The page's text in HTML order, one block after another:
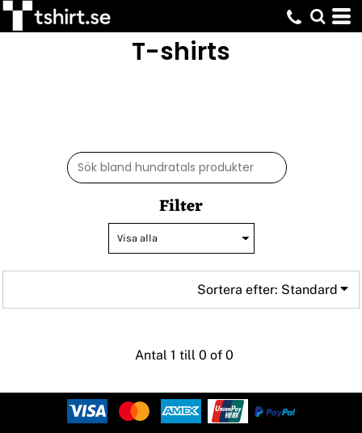
T-shirts
Filter
Sortera efter: Standard
Antal 1 till 0 of 0
Standard